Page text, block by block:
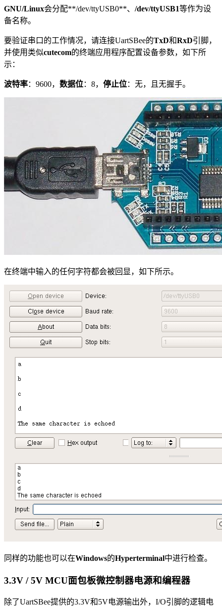
GNU/Linux会分配**/dev/ttyUSB0**、 /dev/ttyUSB1等作为设
备名称。
要验证串口的工作情况，请连接UartSBee的TxD和RxD引脚，
并使用类似cutecom的终端应用程序配置设备参数，如下所
示：
波特率：9600， 数据位：8， 停止位：无，且无握手。
在终端中输入的任何字符都会被回显，如下所示。
同样的功能也可以在Windows的Hyperterminal中进行检查。
3.3V / 5V MCU面包板微控制器电源和编程器
除了UartSBee提供的3.3V和5V电源输出外，I/O引脚的逻辑电